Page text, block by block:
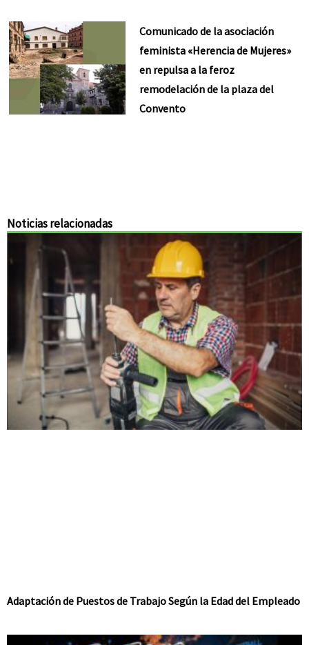
Comunicado de la asociación
feminista «Herencia de Mujeres»
en repulsa a la feroz
remodelación de la plaza del
Convento
Noticias relacionadas
Adaptación de Puestos de Trabajo Según la Edad del Empleado